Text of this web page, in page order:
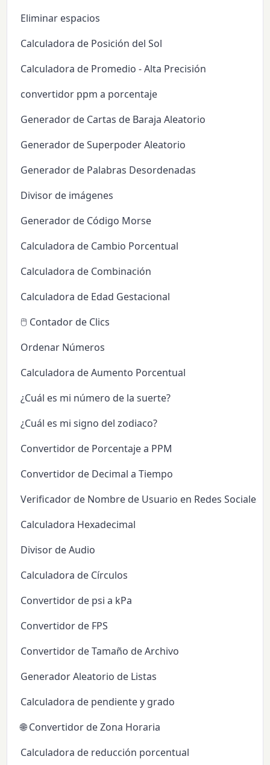
Eliminar espacios
Calculadora de Posición del Sol
Calculadora de Promedio - Alta Precisión
convertidor ppm a porcentaje
Generador de Cartas de Baraja Aleatorio
Generador de Superpoder Aleatorio
Generador de Palabras Desordenadas
Divisor de imágenes
Generador de Código Morse
Calculadora de Cambio Porcentual
Calculadora de Combinación
Calculadora de Edad Gestacional
🖱️ Contador de Clics
Ordenar Números
Calculadora de Aumento Porcentual
¿Cuál es mi número de la suerte?
¿Cuál es mi signo del zodiaco?
Convertidor de Porcentaje a PPM
Convertidor de Decimal a Tiempo
Verificador de Nombre de Usuario en Redes Sociales
Calculadora Hexadecimal
Divisor de Audio
Calculadora de Círculos
Convertidor de psi a kPa
Convertidor de FPS
Convertidor de Tamaño de Archivo
Generador Aleatorio de Listas
Calculadora de pendiente y grado
🌐 Convertidor de Zona Horaria
Calculadora de reducción porcentual